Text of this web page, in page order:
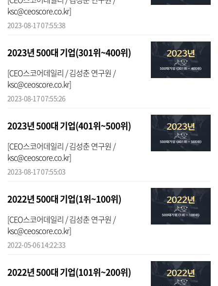
ksc@ceoscore.co.kr]
2023-08-17 07:55:38
2023년 500대 기업(301위~400위)
[CEO스코어데일리 / 김성춘 연구원 /
ksc@ceoscore.co.kr]
2023-08-17 07:55:26
2023년 500대 기업(401위~500위)
[CEO스코어데일리 / 김성춘 연구원 /
ksc@ceoscore.co.kr]
2023-08-17 07:55:03
2022년 500대 기업(1위~100위)
[CEO스코어데일리 / 김성춘 연구원 /
ksc@ceoscore.co.kr]
2022-05-06 14:22:33
2022년 500대 기업(101위~200위)